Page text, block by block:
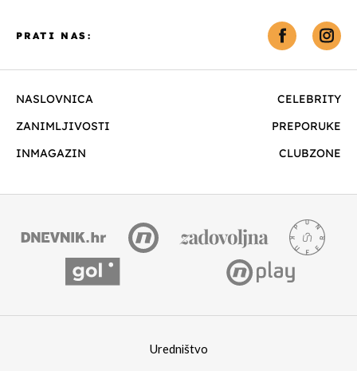
NASLOVNICA
CELEBRITY
ZANIMLJIVOSTI
PREPORUKE
INMAGAZIN
CLUBZONE
PRATI NAS:
Uredništvo